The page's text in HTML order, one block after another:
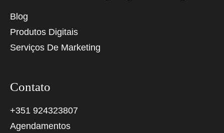
Blog
Produtos Digitais
Serviços De Marketing
Contato
+351 924323807
Agendamentos